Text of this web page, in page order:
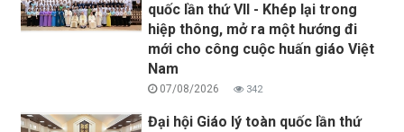
quốc lần thứ VII - Khép lại trong
hiệp thông, mở ra một hướng đi
mới cho công cuộc huấn giáo Việt
Nam
07/08/2026 342
Đại hội Giáo lý toàn quốc lần thứ